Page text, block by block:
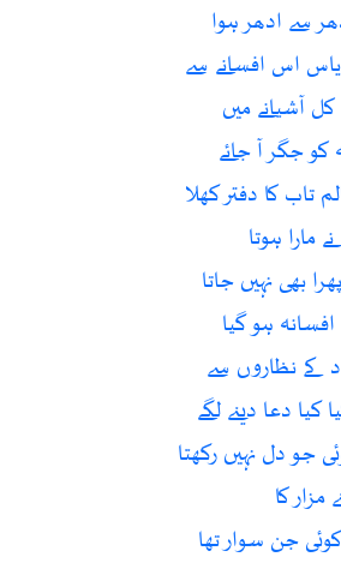
سے ادھر ہوا
اس افسانے سے
آشیانے میں
کو جگر آ جائے
کا دفتر کھلا
ہوتا
بھی نہیں جاتا
ہو گیا
کے نظاروں سے
کیا دعا دینے لگے
جو دل نہیں رکھتا
مزار کا
جن سوار تھا